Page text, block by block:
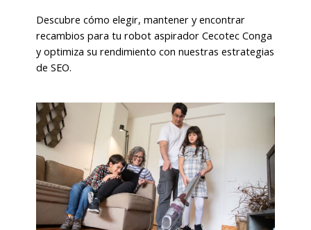
Descubre cómo elegir, mantener y encontrar
recambios para tu robot aspirador Cecotec Conga
y optimiza su rendimiento con nuestras estrategias
de SEO.